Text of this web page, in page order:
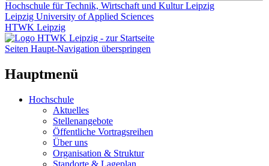
Hochschule für Technik, Wirtschaft und Kultur Leipzig
Leipzig University of Applied Sciences
HTWK Leipzig
Seiten Haupt-Navigation überspringen
Hauptmenü
Hochschule
Aktuelles
Stellenangebote
Öffentliche Vortragsreihen
Über uns
Organisation & Struktur
Standorte & Lageplan